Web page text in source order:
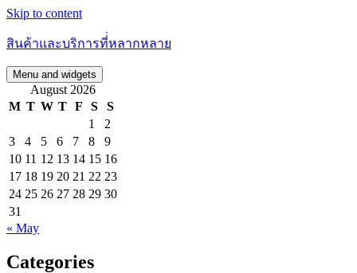
Skip to content
สินค้าและบริการที่่หลากหลาย
Menu and widgets
August 2026
M T W T F S
S
1
2
3
4 5 6 7 8
9
10 11 12 13 14 15 16
17 18 19 20 21 22 23
24 25 26 27 28 29 30
31
« May
Categories